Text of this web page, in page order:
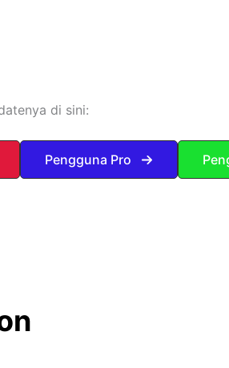
di sini:
Pengguna Pro